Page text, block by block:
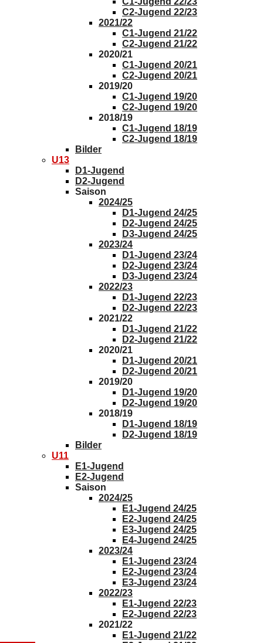
C2-Jugend 22/23
2021/22
C1-Jugend 21/22
C2-Jugend 21/22
2020/21
C1-Jugend 20/21
C2-Jugend 20/21
2019/20
C1-Jugend 19/20
C2-Jugend 19/20
2018/19
C1-Jugend 18/19
C2-Jugend 18/19
Bilder
U13
D1-Jugend
D2-Jugend
Saison
2024/25
D1-Jugend 24/25
D2-Jugend 24/25
D3-Jugend 24/25
2023/24
D1-Jugend 23/24
D2-Jugend 23/24
D3-Jugend 23/24
2022/23
D1-Jugend 22/23
D2-Jugend 22/23
2021/22
D1-Jugend 21/22
D2-Jugend 21/22
2020/21
D1-Jugend 20/21
D2-Jugend 20/21
2019/20
D1-Jugend 19/20
D2-Jugend 19/20
2018/19
D1-Jugend 18/19
D2-Jugend 18/19
Bilder
U11
E1-Jugend
E2-Jugend
Saison
2024/25
E1-Jugend 24/25
E2-Jugend 24/25
E3-Jugend 24/25
E4-Jugend 24/25
2023/24
E1-Jugend 23/24
E2-Jugend 23/24
E3-Jugend 23/24
2022/23
E1-Jugend 22/23
E2-Jugend 22/23
2021/22
E1-Jugend 21/22